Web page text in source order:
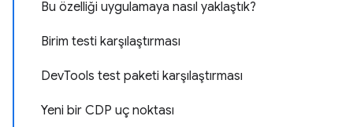
Bu özelliği uygulamaya nasıl yaklaştık?
Birim testi karşılaştırması
DevTools test paketi karşılaştırması
Yeni bir CDP uç noktası